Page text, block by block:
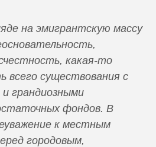
на эмигрантскую массу
какая-то
всего существования с
грандиозными
фондов. В
к местным
городовым,